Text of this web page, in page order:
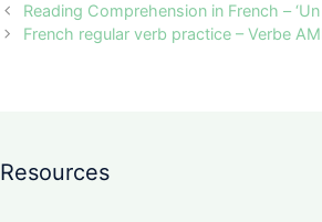
Reading Comprehension in French –
French regular verb practice – Verbe
Resources